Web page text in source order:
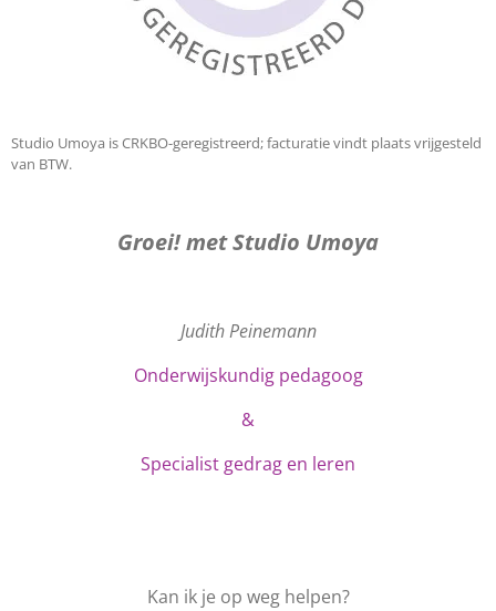
Studio Umoya is CRKBO-geregistreerd; facturatie vindt plaats vrijgesteld
van BTW.
Groei! met Studio Umoya
Judith Peinemann
Onderwijskundig pedagoog
&
Specialist gedrag en leren
Kan ik je op weg helpen?